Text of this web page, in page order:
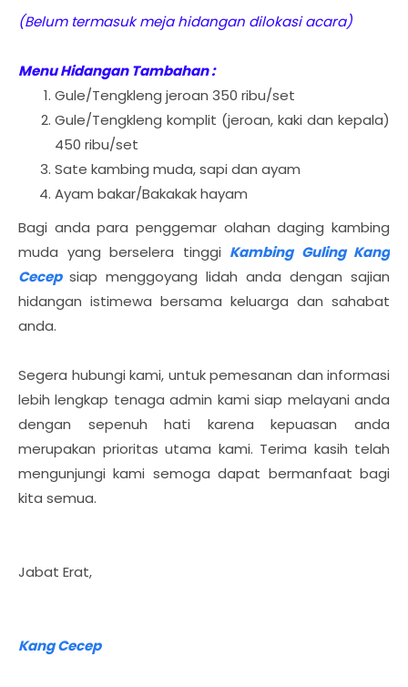
(Belum termasuk meja hidangan dilokasi acara)
Menu Hidangan Tambahan :
Gule/Tengkleng jeroan 350 ribu/set
Gule/Tengkleng komplit (jeroan, kaki dan kepala)
450 ribu/set
Sate kambing muda, sapi dan ayam
Ayam bakar/Bakakak hayam
Bagi anda para penggemar olahan daging kambing
muda yang berselera tinggi Kambing Guling Kang
Cecep siap menggoyang lidah anda dengan sajian
hidangan istimewa bersama keluarga dan sahabat
anda.
Segera hubungi kami, untuk pemesanan dan informasi
lebih lengkap tenaga admin kami siap melayani anda
dengan sepenuh hati karena kepuasan anda
merupakan prioritas utama kami. Terima kasih telah
mengunjungi kami semoga dapat bermanfaat bagi
kita semua.
Jabat Erat,
Kang Cecep